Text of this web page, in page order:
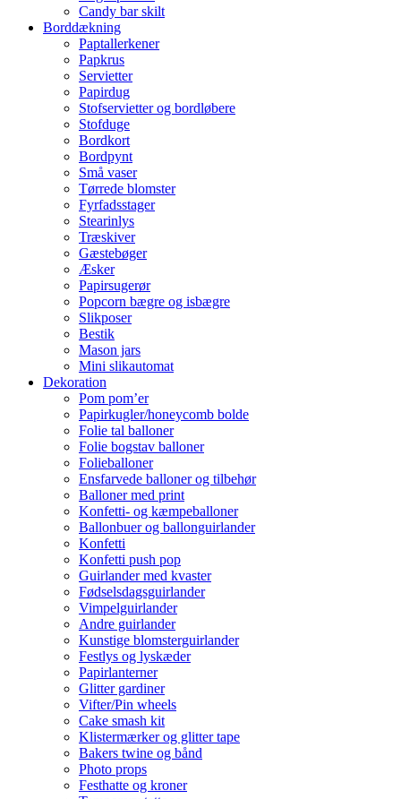
Candy bar skilt
Borddækning
Paptallerkener
Papkrus
Servietter
Papirdug
Stofservietter og bordløbere
Stofduge
Bordkort
Bordpynt
Små vaser
Tørrede blomster
Fyrfadsstager
Stearinlys
Træskiver
Gæstebøger
Æsker
Papirsugerør
Popcorn bægre og isbægre
Slikposer
Bestik
Mason jars
Mini slikautomat
Dekoration
Pom pom’er
Papirkugler/honeycomb bolde
Folie tal balloner
Folie bogstav balloner
Folieballoner
Ensfarvede balloner og tilbehør
Balloner med print
Konfetti- og kæmpeballoner
Ballonbuer og ballonguirlander
Konfetti
Konfetti push pop
Guirlander med kvaster
Fødselsdagsguirlander
Vimpelguirlander
Andre guirlander
Kunstige blomsterguirlander
Festlys og lyskæder
Papirlanterner
Glitter gardiner
Vifter/Pin wheels
Cake smash kit
Klistermærker og glitter tape
Bakers twine og bånd
Photo props
Festhatte og kroner